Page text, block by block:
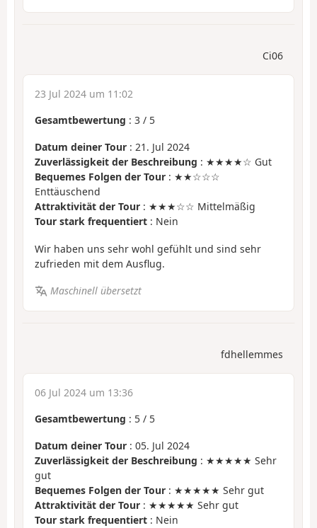
Ci06
23 Jul 2024 um 11:02
Gesamtbewertung : 3 / 5
Datum deiner Tour : 21. Jul 2024
Zuverlässigkeit der Beschreibung : ★★★★☆ Gut
Bequemes Folgen der Tour : ★★☆☆☆
Enttäuschend
Attraktivität der Tour : ★★★☆☆ Mittelmäßig
Tour stark frequentiert : Nein
Wir haben uns sehr wohl gefühlt und sind sehr
zufrieden mit dem Ausflug.
Maschinell übersetzt
fdhellemmes
06 Jul 2024 um 13:36
Gesamtbewertung : 5 / 5
Datum deiner Tour : 05. Jul 2024
Zuverlässigkeit der Beschreibung : ★★★★★ Sehr
gut
Bequemes Folgen der Tour : ★★★★★ Sehr gut
Attraktivität der Tour : ★★★★★ Sehr gut
Tour stark frequentiert : Nein